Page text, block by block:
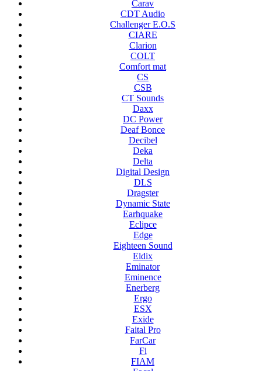
Carav
CDT Audio
Challenger E.O.S
CIARE
Clarion
COLT
Comfort mat
CS
CSB
CT Sounds
Daxx
DC Power
Deaf Bonce
Decibel
Deka
Delta
Digital Design
DLS
Dragster
Dynamic State
Earhquake
Eclipce
Edge
Eighteen Sound
Eldix
Eminator
Eminence
Enerberg
Ergo
ESX
Exide
Faital Pro
FarCar
Fi
FIAM